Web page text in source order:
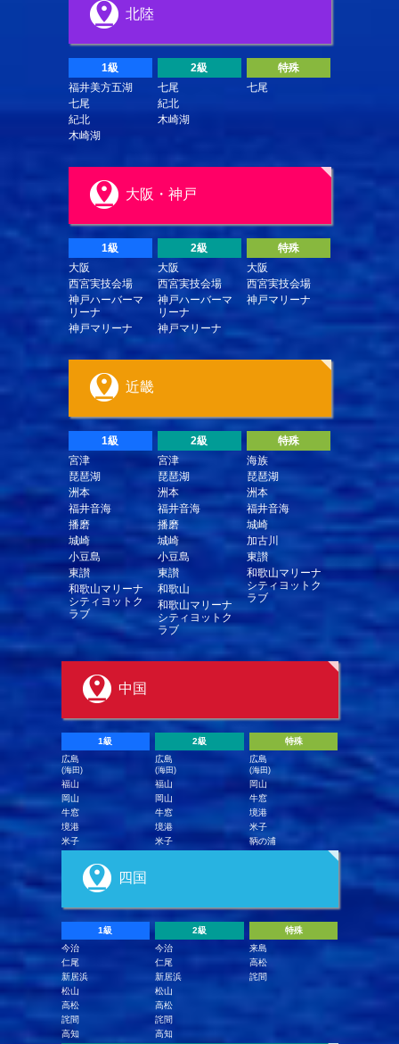
北陸
1級
福井美方五湖
七尾
紀北
木崎湖
2級
七尾
紀北
木崎湖
特殊
七尾
大阪・神戸
1級
大阪
西宮実技会場
神戸ハーバーマ
リーナ
神戸マリーナ
2級
大阪
西宮実技会場
神戸ハーバーマ
リーナ
神戸マリーナ
特殊
大阪
西宮実技会場
神戸マリーナ
近畿
1級
宮津
琵琶湖
洲本
福井音海
播磨
城崎
小豆島
東讃
和歌山マリーナ
シティヨットク
ラブ
2級
宮津
琵琶湖
洲本
福井音海
播磨
城崎
小豆島
東讃
和歌山
和歌山マリーナ
シティヨットク
ラブ
特殊
海族
琵琶湖
洲本
福井音海
城崎
加古川
東讃
和歌山マリーナ
シティヨットク
ラブ
中国
1級
広島
(海田)
福山
岡山
牛窓
境港
米子
2級
広島
(海田)
福山
岡山
牛窓
境港
米子
特殊
広島
(海田)
岡山
牛窓
境港
米子
鞆の浦
四国
1級
今治
仁尾
新居浜
松山
高松
詫間
高知
2級
今治
仁尾
新居浜
松山
高松
詫間
高知
特殊
来島
高松
詫間